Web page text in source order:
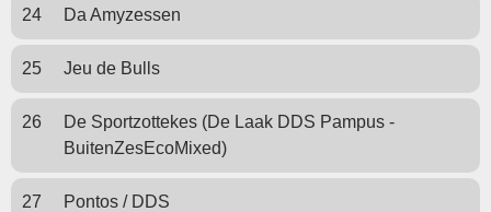
24 Da Amyzessen
25 Jeu de Bulls
26
De Sportzottekes (De Laak DDS Pampus -
BuitenZesEcoMixed)
27 Pontos / DDS